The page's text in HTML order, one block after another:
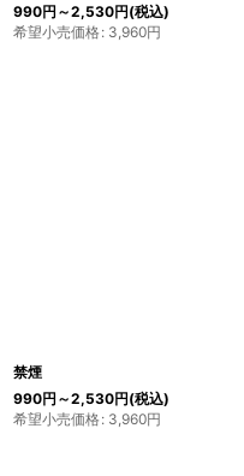
990円 ～2,530円(税込)
希望小売価格: 3,960円
禁煙
990円 ～2,530円(税込)
希望小売価格: 3,960円